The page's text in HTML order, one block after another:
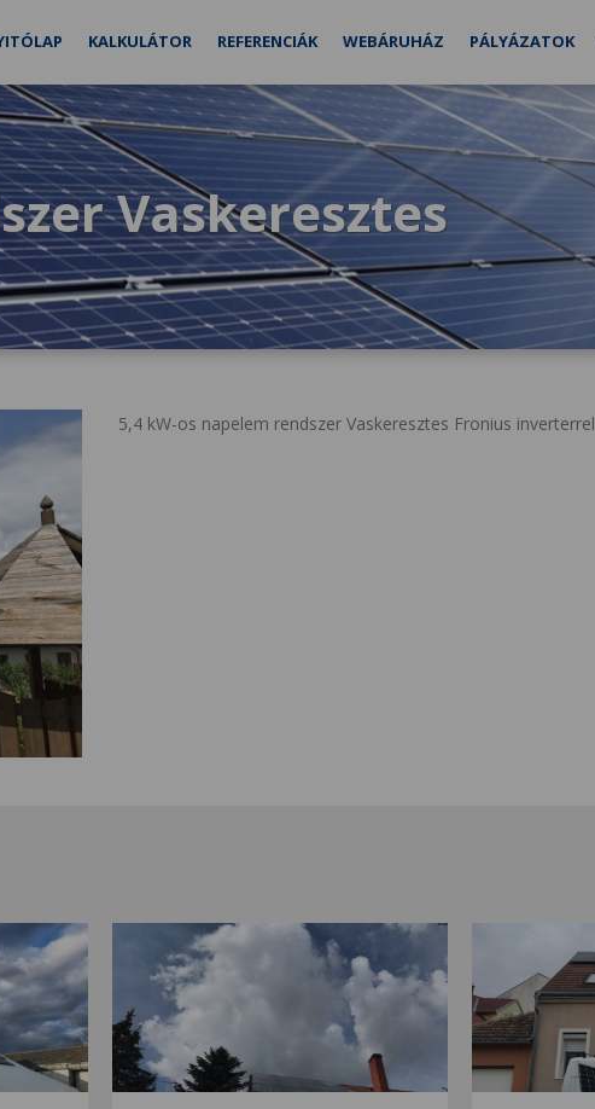
KALKULÁTOR REFERENCIÁK WEBÁRUHÁZ PÁLYÁZATOK
Vaskeresztes
5,4 kW-os napelem rendszer Vaskeresztes Fronius inverterrel